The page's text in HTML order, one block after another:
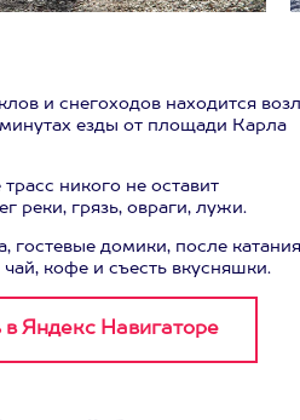
и снегоходов находится
езды от площади Карла
никого не оставит
реки, грязь, овраги, лужи.
гостевые домики, после катания
кофе и съесть вкусняшки.